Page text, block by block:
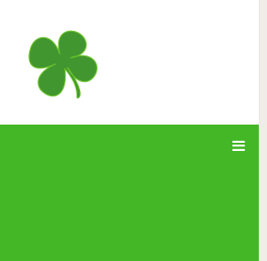
Сохраните и читайте, когда